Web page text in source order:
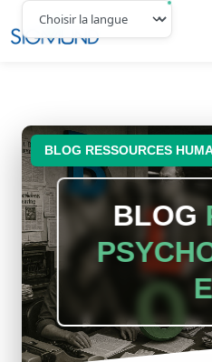
Navbar
BLOG RESSOURCES
BLOG
E